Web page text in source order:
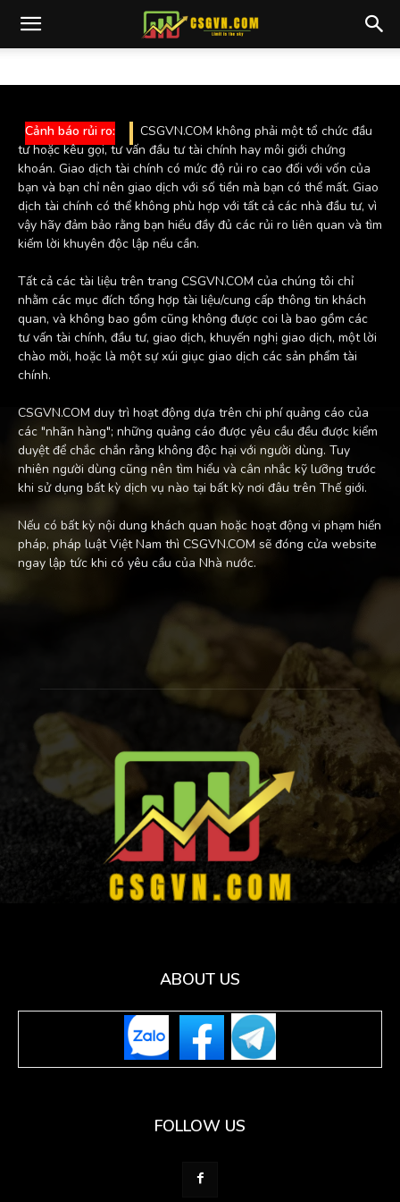
Cảnh báo rủi ro:
CSGVN.COM không phải một tổ chức đầu
tư hoặc kêu gọi, tư vấn đầu tư tài chính hay môi giới chứng
khoán. Giao dịch tài chính có mức độ rủi ro cao đối với vốn của
bạn và bạn chỉ nên giao dịch với số tiền mà bạn có thể mất. Giao
dịch tài chính có thể không phù hợp với tất cả các nhà đầu tư, vì
vậy hãy đảm bảo rằng bạn hiểu đầy đủ các rủi ro liên quan và tìm
kiếm lời khuyên độc lập nếu cần.
Tất cả các tài liệu trên trang CSGVN.COM của chúng tôi chỉ
nhằm các mục đích tổng hợp tài liệu/cung cấp thông tin khách
quan, và không bao gồm cũng không được coi là bao gồm các
tư vấn tài chính, đầu tư, giao dịch, khuyến nghị giao dịch, một lời
chào mời, hoặc là một sự xúi giục giao dịch các sản phẩm tài
chính.
CSGVN.COM duy trì hoạt động dựa trên chi phí quảng cáo của
các "nhãn hàng"; những quảng cáo được yêu cầu đều được kiểm
duyệt để chắc chắn rằng không độc hại với người dùng. Tuy
nhiên người dùng cũng nên tìm hiểu và cân nhắc kỹ lưỡng trước
khi sử dụng bất kỳ dịch vụ nào tại bất kỳ nơi đâu trên Thế giới.
Nếu có bất kỳ nội dung khách quan hoặc hoạt động vi phạm hiến
pháp, pháp luật Việt Nam thì CSGVN.COM sẽ đóng cửa website
ngay lập tức khi có yêu cầu của Nhà nước.
ABOUT US
FOLLOW US